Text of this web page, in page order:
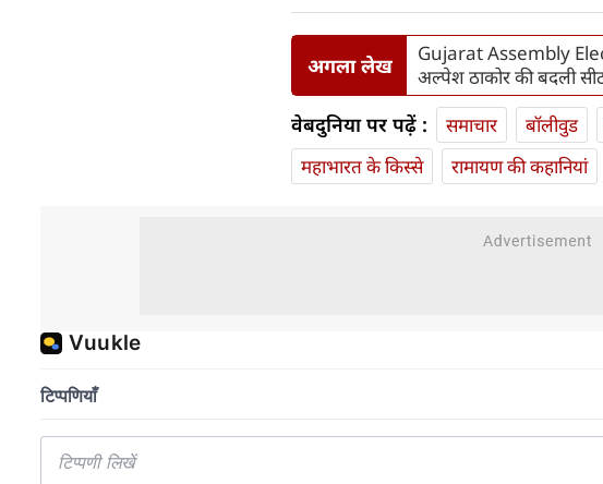
अगला लेख
Gujarat Assembly
अल्पेश ठाकोर की बदली
वेबदुनिया पर पढ़ें : समाचार बॉलीवुड
महाभारत के किस्से
रामायण की कहानियां